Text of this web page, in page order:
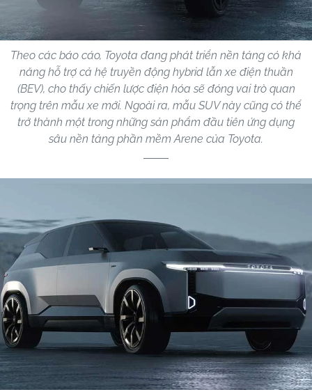
Theo các báo cáo, Toyota đang phát triển nền tảng có khả
năng hỗ trợ cả hệ truyền động hybrid lẫn xe điện thuần
(BEV), cho thấy chiến lược điện hóa sẽ đóng vai trò quan
trọng trên mẫu xe mới. Ngoài ra, mẫu SUV này cũng có thể
trở thành một trong những sản phẩm đầu tiên ứng dụng
sâu nền tảng phần mềm Arene của Toyota.